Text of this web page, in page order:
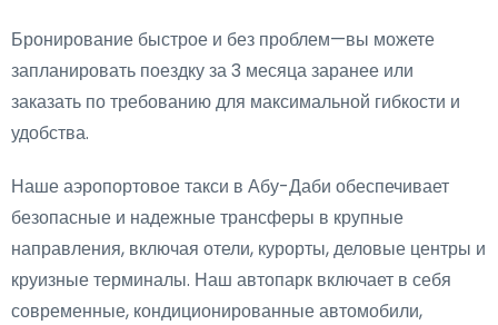
Бронирование быстрое и без проблем—вы можете
запланировать поездку за 3 месяца заранее или
заказать по требованию для максимальной гибкости и
удобства.
Наше аэропортовое такси в Абу-Даби обеспечивает
безопасные и надежные трансферы в крупные
направления, включая отели, курорты, деловые центры и
круизные терминалы. Наш автопарк включает в себя
современные, кондиционированные автомобили,